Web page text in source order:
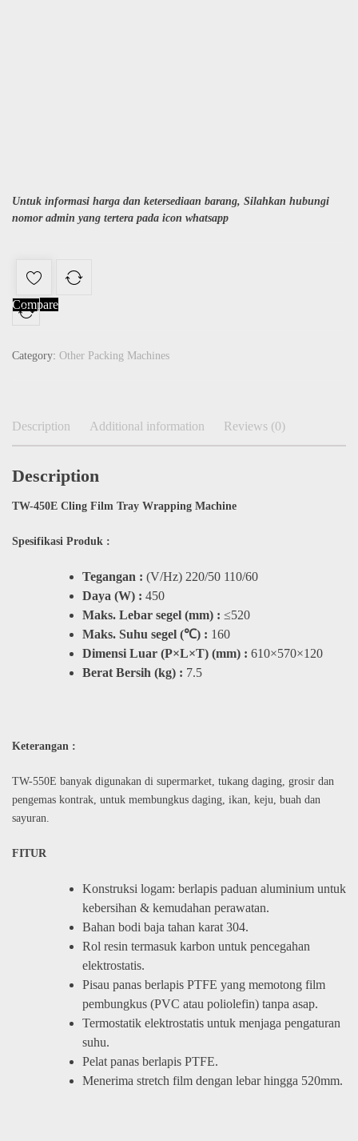
Untuk informasi harga dan ketersediaan barang, Silahkan hubungi
nomor admin yang tertera pada icon whatsapp
Compare
Category: Other Packing Machines
Description Additional information Reviews (0)
Description
TW-450E Cling Film Tray Wrapping Machine
Spesifikasi Produk :
Tegangan : (V/Hz) 220/50 110/60
Daya (W) : 450
Maks. Lebar segel (mm) : ≤520
Maks. Suhu segel (℃) : 160
Dimensi Luar (P×L×T) (mm) : 610×570×120
Berat Bersih (kg) : 7.5
Keterangan :
TW-550E banyak digunakan di supermarket, tukang daging, grosir dan
pengemas kontrak, untuk membungkus daging, ikan, keju, buah dan
sayuran.
FITUR
Konstruksi logam: berlapis paduan aluminium untuk
kebersihan & kemudahan perawatan.
Bahan bodi baja tahan karat 304.
Rol resin termasuk karbon untuk pencegahan
elektrostatis.
Pisau panas berlapis PTFE yang memotong film
pembungkus (PVC atau poliolefin) tanpa asap.
Termostatik elektrostatis untuk menjaga pengaturan
suhu.
Pelat panas berlapis PTFE.
Menerima stretch film dengan lebar hingga 520mm.